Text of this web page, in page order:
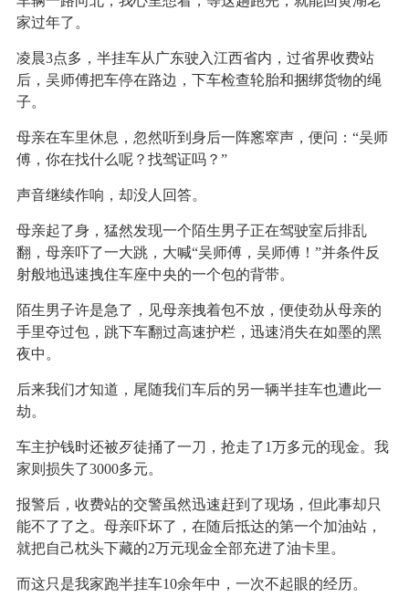
家过年了。
凌晨3点多，半挂车从广东驶入江西省内，过省界收费站
后，吴师傅把车停在路边，下车检查轮胎和捆绑货物的绳
子。
母亲在车里休息，忽然听到身后一阵窸窣声，便问：“吴师
傅，你在找什么呢？找驾证吗？”
声音继续作响，却没人回答。
母亲起了身，猛然发现一个陌生男子正在驾驶室后排乱
翻，母亲吓了一大跳，大喊“吴师傅，吴师傅！”并条件反
射般地迅速拽住车座中央的一个包的背带。
陌生男子许是急了，见母亲拽着包不放，便使劲从母亲的
手里夺过包，跳下车翻过高速护栏，迅速消失在如墨的黑
夜中。
后来我们才知道，尾随我们车后的另一辆半挂车也遭此一
劫。
车主护钱时还被歹徒捅了一刀，抢走了1万多元的现金。我
家则损失了3000多元。
报警后，收费站的交警虽然迅速赶到了现场，但此事却只
能不了了之。母亲吓坏了，在随后抵达的第一个加油站，
就把自己枕头下藏的2万元现金全部充进了油卡里。
而这只是我家跑半挂车10余年中，一次不起眼的经历。